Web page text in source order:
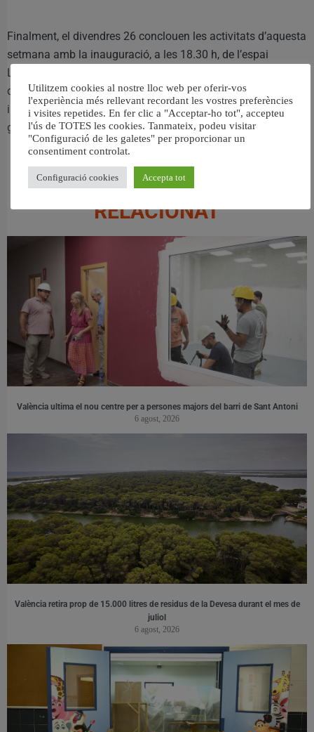
Finalment, el divendres 26 conclouen les activitats d’aquesta
setmana amb la inauguració, a les 18.30 h, de l’espai
Lectures violetes, una secció de la Biblioteca Metre en la
qual s’han recopilat llibres infantils, novel·les, assajos i
investigacions dedicats a temes d’igualtat i de violència de
gènere.
RELACIONAT
València ultima el nou centre per a persones majors del barri de Sant Antoni
6 agost, 2026
València retira prop de 15.000 litres de residus de la Devesa durant el mes de
juliol
6 agost, 2026
Utilitzem cookies al nostre lloc web per oferir-vos
l'experiència més rellevant recordant les vostres preferències
i visites repetides. En fer clic a "Acceptar-ho tot", accepteu
l'ús de TOTES les cookies. Tanmateix, podeu visitar
"Configuració de les galetes" per proporcionar un
consentiment controlat.
Configuració cookies Accepta tot